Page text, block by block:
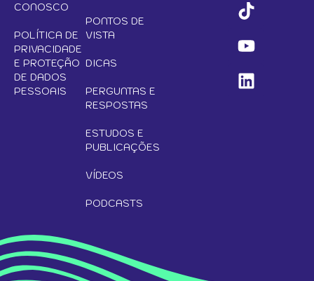
CONOSCO
POLÍTICA DE
PRIVACIDADE
E PROTEÇÃO
DE DADOS
PESSOAIS
PONTOS DE
VISTA
DICAS
PERGUNTAS E
RESPOSTAS
ESTUDOS E
PUBLICAÇÕES
VÍDEOS
PODCASTS